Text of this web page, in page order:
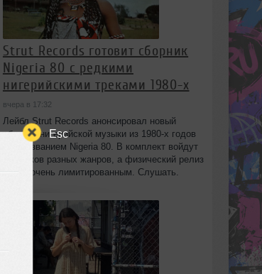
Esc
Strut Records готовит сборник
Nigeria 80 с редкими
нигерийскими треками 1980-х
вчера в 17:32
Лейбл Strut Records анонсировал новый
сборник нигерийской музыки из 1980-х годов
под названием Nigeria 80. В комплект войдут
13 треков разных жанров, а физический релиз
будет очень лимитированным. Слушать.